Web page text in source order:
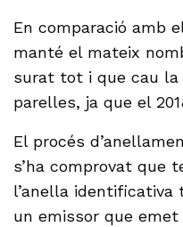
En comparació amb
manté el mateix
surat tot i que cau
parelles, ja que el
El procés
s’ha comprovat que
l’anella identificativa
un emissor que